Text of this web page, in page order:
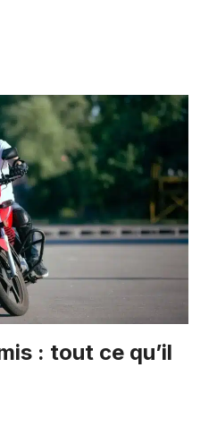
: tout ce qu’il